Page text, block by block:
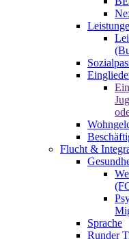
Flucht &
Sprache
Runder